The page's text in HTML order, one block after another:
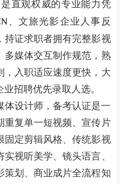
直观权威的专业能力凭
、文旅光影企业人事反
持证求职者拥有完整影视
多媒体交互制作规范，熟
，入职适应速度更快，大
招聘优先录取人选。
体设计师，备考认证是一
重复单一短视频、宣传片
固定剪辑风格、传统影视
视听美学、镜头语言、
策划、商业成片全流程知